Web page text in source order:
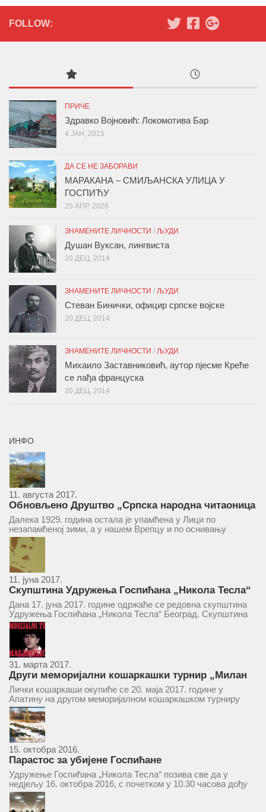
FOLLOW:
ПРИЧЕ
Здравко Војновић: Локомотива Бар
4 ЈАН, 2015
ДА СЕ НЕ ЗАБОРАВИ
МАРАКАНА – СМИЉАНСКА УЛИЦА У
ГОСПИЋУ
25 АПР, 2026
ЗНАМЕНИТЕ ЛИЧНОСТИ / ЉУДИ
Душан Вуксан, лингвиста
20 ДЕЦ, 2014
ЗНАМЕНИТЕ ЛИЧНОСТИ / ЉУДИ
Стеван Бинички, официр српске војске
20 ДЕЦ, 2014
ЗНАМЕНИТЕ ЛИЧНОСТИ / ЉУДИ
Михаило Заставниковић, аутор пјесме Креће
се лађа француска
20 ДЕЦ, 2014
ИНФО
11. августа 2017.
Обновљено Друштво „Српска народна читаоница
и књижница“ у Врепцу
Далека 1929. година остала је упамћена у Лици по
незапамћеној зими, а у нашем Врепцу и по оснивању
Друштва „Српска народна читаоница и књижница у
Врепцу“. Потакнути потребом за културним и духовним
уздизањем група...
11. јуна 2017.
Скупштина Удружења Госпићана „Никола Тесла“
у суботу 17. јуна 2017.
Дана 17. јуна 2017. године одржаће се редовна скупштина
Удружења Госпићана „Никола Тесла“ Београд. Скупштина
ће се одржати у простору ресторана „Тесла“, Савски трг бр.
9 Београд, у 11 часова. За Скупштину је предложен...
31. марта 2017.
Други меморијални кошаркашки турнир „Милан
Маљковић Маљак“ у Апатину 20. маја 2017.
Лички кошаркаши окупиће се 20. маја 2017. године у
Апатину на другом меморијалном кошаркашком турниру
„Милан Маљковић Маљак“. Као и прошле године,
учествоваће екипе Госпића, Личког Осика, Плашког, као и
комбинована екипа кошаркаша из...
15. октобра 2016.
Парастос за убијене Госпићане
Удружење Госпићана „Никола Тесла“ позива све да у
недјељу 16. октобра 2016, с почетком у 10.30 часова дођу
у цркву Светог оца Николаја у Борчи (Улица Вука Караџића
1), гдје ће бити служен парастос за...